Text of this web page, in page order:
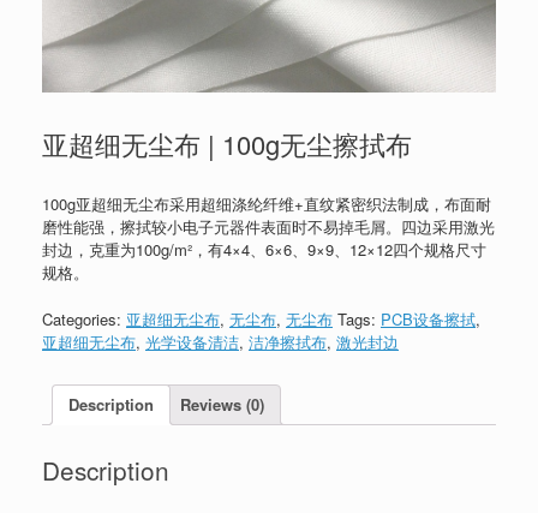
亚超细无尘布 | 100g无尘擦拭布
100g亚超细无尘布采用超细涤纶纤维+直纹紧密织法制成，布面耐
磨性能强，擦拭较小电子元器件表面时不易掉毛屑。四边采用激光
封边，克重为100g/m²，有4×4、6×6、9×9、12×12四个规格尺寸
规格。
Categories: 亚超细无尘布, 无尘布, 无尘布 Tags: PCB设备擦拭,
亚超细无尘布, 光学设备清洁, 洁净擦拭布, 激光封边
Description Reviews (0)
Description